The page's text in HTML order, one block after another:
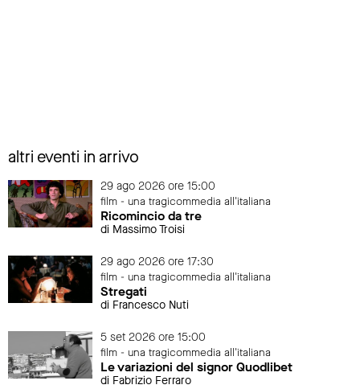
altri eventi in arrivo
29 ago 2026 ore 15:00
film - una tragicommedia all'italiana
Ricomincio da tre
di Massimo Troisi
29 ago 2026 ore 17:30
film - una tragicommedia all'italiana
Stregati
di Francesco Nuti
5 set 2026 ore 15:00
film - una tragicommedia all'italiana
Le variazioni del signor Quodlibet
di Fabrizio Ferraro